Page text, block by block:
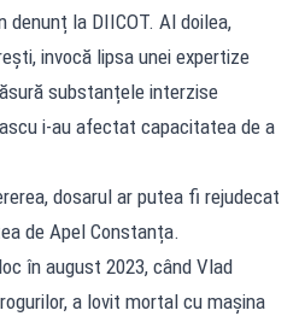
denunț la DIICOT. Al doilea,
invocă lipsa unei expertize
substanțele interzise
i-au afectat capacitatea de a
dosarul ar putea fi rejudecat
de Apel Constanța.
în august 2023, când Vlad
a lovit mortal cu mașina